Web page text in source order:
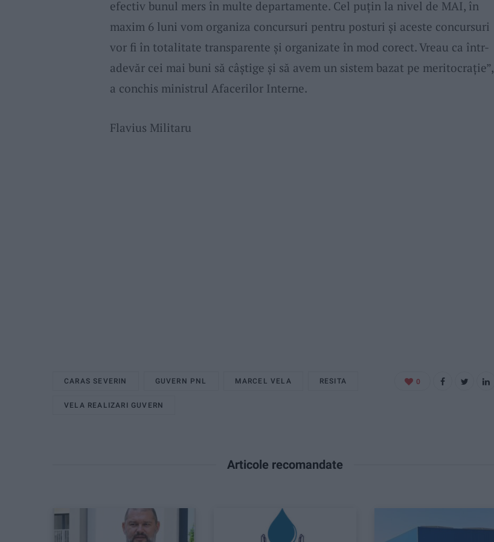
efectiv bunul mers în multe departamente. Cel puțin la nivel de MAI, în
maxim 6 luni vom organiza concursuri pentru posturi și aceste concursuri
vor fi în totalitate transparente și organizate în mod corect. Vreau ca într-
adevăr cei mai buni să câștige și să avem un sistem bazat pe meritocrație”,
a conchis ministrul Afacerilor Interne.
Flavius Militaru
CARAS SEVERIN GUVERN PNL MARCEL VELA RESITA
VELA REALIZARI GUVERN
0
Articole recomandate